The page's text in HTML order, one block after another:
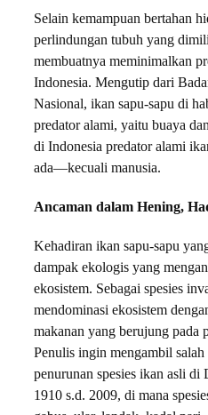
Selain kemampuan bertahan
perlindungan tubuh yang
membuatnya meminimalkan
Indonesia. Mengutip dari
Nasional, ikan sapu-sapu di
predator alami, yaitu buaya
di Indonesia predator alami
ada—kecuali manusia.
Ancaman dalam Hening,
Kehadiran ikan sapu-sapu
dampak ekologis yang
ekosistem. Sebagai spesies
mendominasi ekosistem
makanan yang berujung pada
Penulis ingin mengambil salah
penurunan spesies ikan asli
1910 s.d. 2009, di mana